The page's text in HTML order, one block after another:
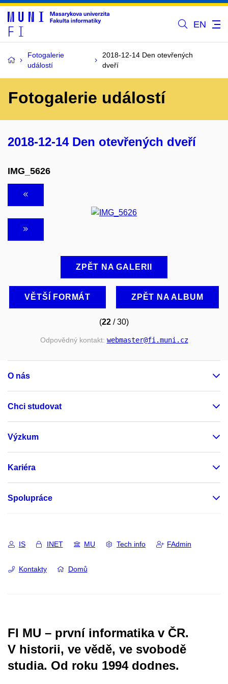
EN
Fotogalerie
událostí
2018-12-14 Den otevřených
dveří
Fotogalerie událostí
2018-12-14 Den otevřených dveří
IMG_5626
ZPĚT NA GALERII
VĚTŠÍ FORMÁT ZPĚT NA ALBUM
(22 / 30)
Odpovědný kontakt: webmaster@fi.muni.cz
O nás
Chci studovat
Výzkum
Kariéra
Spolupráce
IS INET MU Tech info FAdmin
Kontakty Domů
FI MU – první informatika v ČR.
V historii, ve vědě, ve svobodě
studia. Od roku 1994 dodnes.